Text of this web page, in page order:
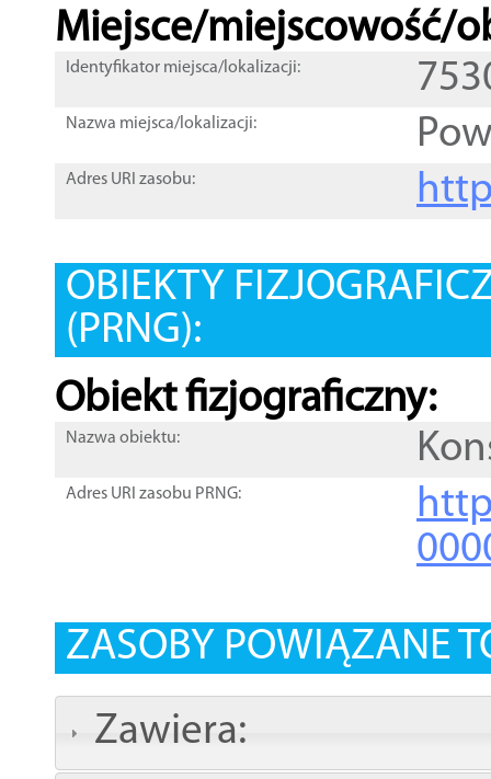
Miejsce/miejscowość/
Identyfikator miejsca/lokalizacji:
Nazwa miejsca/lokalizacji:
Adres URI zasobu:
OBIEKTY
(PRNG):
Obiekt fizjograficzny:
Nazwa obiektu:
Adres URI zasobu PRNG:
ZASOBY POWIĄZANE
Zawiera: